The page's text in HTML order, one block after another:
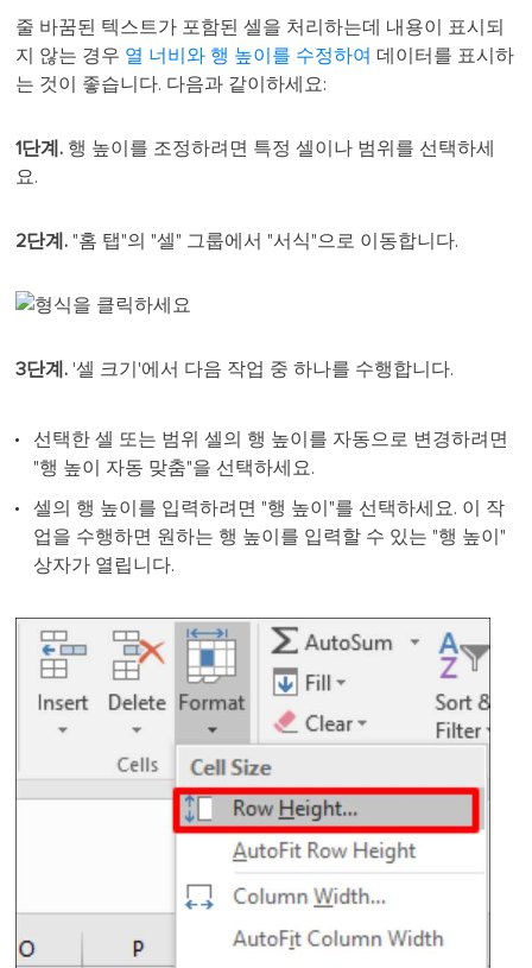
줄 바꿈된 텍스트가 포함된 셀을 처리하는데 내용이 표시되
지 않는 경우 열 너비와 행 높이를 수정하여 데이터를 표시하
는 것이 좋습니다. 다음과 같이하세요:
1단계. 행 높이를 조정하려면 특정 셀이나 범위를 선택하세
요.
2단계. "홈 탭"의 "셀" 그룹에서 "서식"으로 이동합니다.
3단계. '셀 크기'에서 다음 작업 중 하나를 수행합니다.
선택한 셀 또는 범위 셀의 행 높이를 자동으로 변경하려면
"행 높이 자동 맞춤"을 선택하세요.
셀의 행 높이를 입력하려면 "행 높이"를 선택하세요. 이 작
업을 수행하면 원하는 행 높이를 입력할 수 있는 "행 높이"
상자가 열립니다.